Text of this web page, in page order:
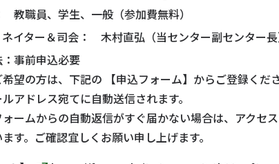
職員、学生、一般（参加費無料）
ネイター＆司会： 木村直弘（当センター副センター長
事前申込必要
望の方は、下記の 【申込フォーム】からご登録く
アドレス宛てに自動送信されます。
ームからの自動返信がすぐ届かない場合は、アクセ
す。ご確認宜しくお願い申し上げます。